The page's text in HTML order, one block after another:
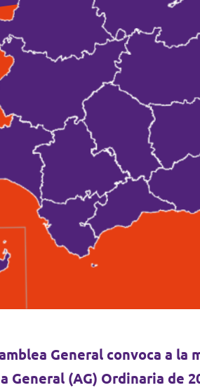
General convoca a la
General (AG) Ordinaria de